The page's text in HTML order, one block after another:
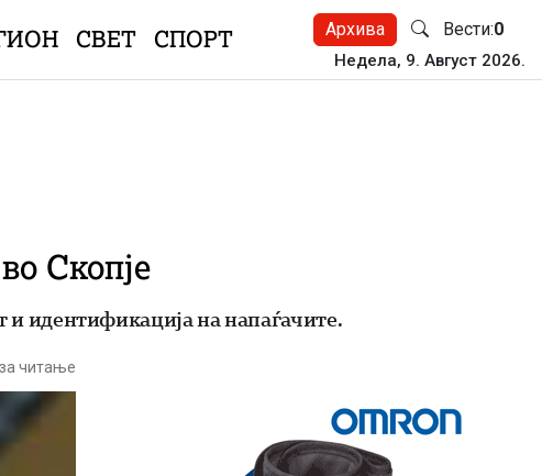
СВЕТ СПОРТ Архива Вести:0
Недела, 9. Август 2026.
Скопје
и идентификација на напаѓачите.
читање